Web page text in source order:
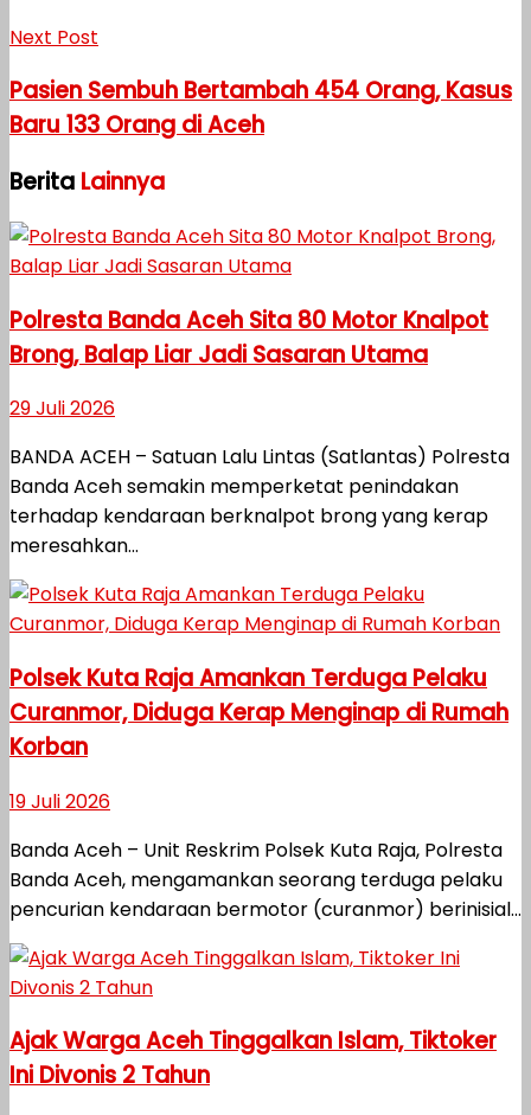
Next Post
Pasien Sembuh Bertambah 454 Orang, Kasus
Baru 133 Orang di Aceh
Berita Lainnya
Polresta Banda Aceh Sita 80 Motor Knalpot
Brong, Balap Liar Jadi Sasaran Utama
29 Juli 2026
BANDA ACEH – Satuan Lalu Lintas (Satlantas) Polresta
Banda Aceh semakin memperketat penindakan
terhadap kendaraan berknalpot brong yang kerap
meresahkan...
Polsek Kuta Raja Amankan Terduga Pelaku
Curanmor, Diduga Kerap Menginap di Rumah
Korban
19 Juli 2026
Banda Aceh – Unit Reskrim Polsek Kuta Raja, Polresta
Banda Aceh, mengamankan seorang terduga pelaku
pencurian kendaraan bermotor (curanmor) berinisial...
Ajak Warga Aceh Tinggalkan Islam, Tiktoker
Ini Divonis 2 Tahun